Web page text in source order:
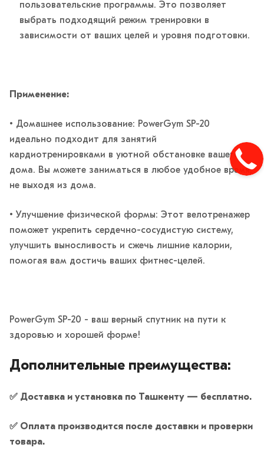
пользовательские программы. Это позволяет
выбрать подходящий режим тренировки в
зависимости от ваших целей и уровня подготовки.
Применение:
• Домашнее использование: PowerGym SP-20
идеально подходит для занятий
кардиотренировками в уютной обстановке вашего
дома. Вы можете заниматься в любое удобное время,
не выходя из дома.
• Улучшение физической формы: Этот велотренажер
поможет укрепить сердечно-сосудистую систему,
улучшить выносливость и сжечь лишние калории,
помогая вам достичь ваших фитнес-целей.
PowerGym SP-20 - ваш верный спутник на пути к
здоровью и хорошей форме!
Дополнительные преимущества:
✅ Доставка и установка по Ташкенту — бесплатно.
✅ Оплата производится после доставки и проверки
товара.